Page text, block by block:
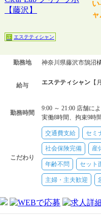
正 エステティシャン
勤務地 神奈川県藤沢市鵠沼
給与 エステティシャン 【
勤務時間
9:00 ～ 21:00 店舗に
実働8時間、拘束9時
こだわり
交通費支給 セミ
社会保険完備 産
年齢不問 セット
主婦・主夫歓迎